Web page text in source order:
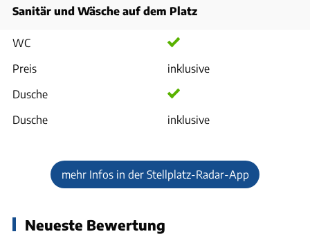
Sanitär und Wäsche auf dem Platz
WC
Preis
inklusive
Dusche
Dusche
inklusive
mehr Infos in der Stellplatz-Radar-App
Neueste Bewertung